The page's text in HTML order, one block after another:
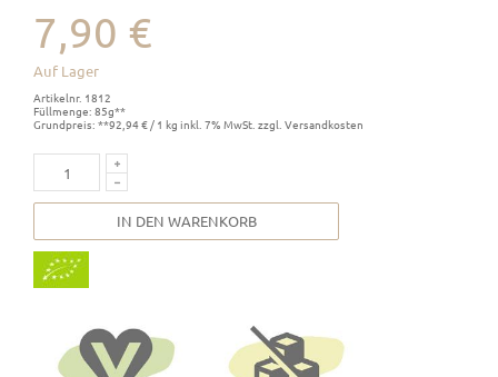
7,90 €
Auf Lager
Artikelnr. 1812
Füllmenge: 85g**
Grundpreis: **92,94 € / 1 kg inkl. 7% MwSt. zzgl. Versandkosten
IN DEN WARENKORB